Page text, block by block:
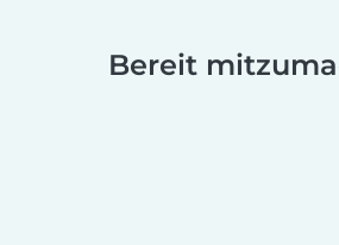
Bereit